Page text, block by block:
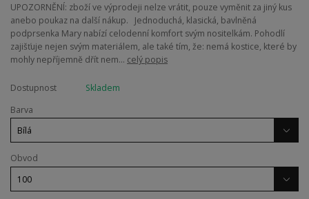
UPOZORNĚNÍ: zboží ve výprodeji nelze vrátit, pouze vyměnit za jiný kus
anebo poukaz na další nákup. Jednoduchá, klasická, bavlněná
podprsenka Mary nabízí celodenní komfort svým nositelkám. Pohodlí
zajišťuje nejen svým materiálem, ale také tím, že: nemá kostice, které by
mohly nepříjemně dřít nem... celý popis
Dostupnost
Skladem
Barva
Obvod